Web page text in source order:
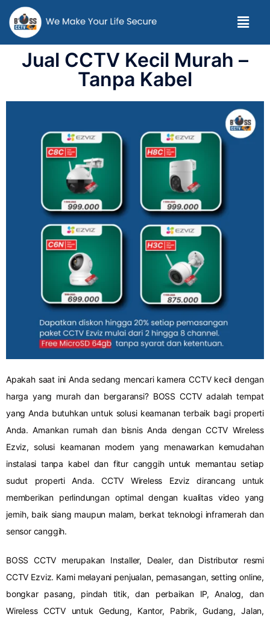
Jual CCTV Kecil Murah –
Tanpa Kabel
Apakah saat ini Anda sedang mencari kamera CCTV kecil dengan
harga yang murah dan bergaransi? BOSS CCTV adalah tempat
yang Anda butuhkan untuk solusi keamanan terbaik bagi properti
Anda. Amankan rumah dan bisnis Anda dengan CCTV Wireless
Ezviz, solusi keamanan modern yang menawarkan kemudahan
instalasi tanpa kabel dan fitur canggih untuk memantau setiap
sudut properti Anda. CCTV Wireless Ezviz dirancang untuk
memberikan perlindungan optimal dengan kualitas video yang
jernih, baik siang maupun malam, berkat teknologi inframerah dan
sensor canggih.
BOSS CCTV merupakan Installer, Dealer, dan Distributor resmi
CCTV Ezviz. Kami melayani penjualan, pemasangan, setting online,
bongkar pasang, pindah titik, dan perbaikan IP, Analog, dan
Wireless CCTV untuk Gedung, Kantor, Pabrik, Gudang, Jalan,